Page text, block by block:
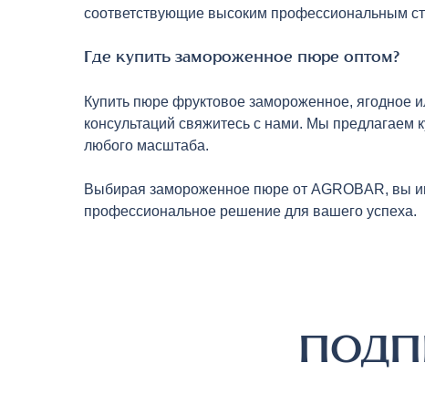
соответствующие высоким профессиональным
Где купить замороженное пюре оптом?
Купить пюре фруктовое замороженное, ягодное
консультаций свяжитесь с нами. Мы
любого масштаба.
Выбирая замороженное пюре от AGROBAR, вы
профессиональное решение для вашего успеха.